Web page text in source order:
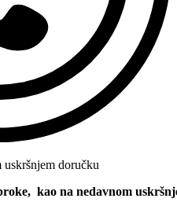
kao na nedavnom